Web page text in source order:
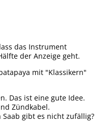
das Instrument
der Anzeige geht.
mit "Klassikern"
Das ist eine gute Idee.
Zündkabel.
gibt es nicht zufällig?